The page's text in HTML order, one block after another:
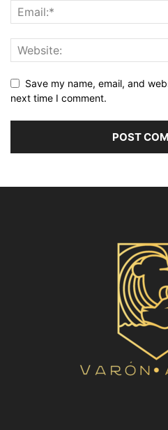
Save my name, email, and
next time I comment.